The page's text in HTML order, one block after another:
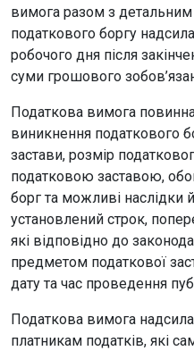
вимога разом з
податкового боргу
робочого дня після
суми грошового
Податкова вимога
виникнення податкового
застави, розмір
податковою заставою,
борг та можливі наслідки
установлений строк,
які відповідно до
предметом податкової
дату та час проведення
Податкова вимога
платникам податків, які